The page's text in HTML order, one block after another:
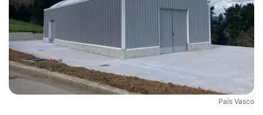
País Vasco